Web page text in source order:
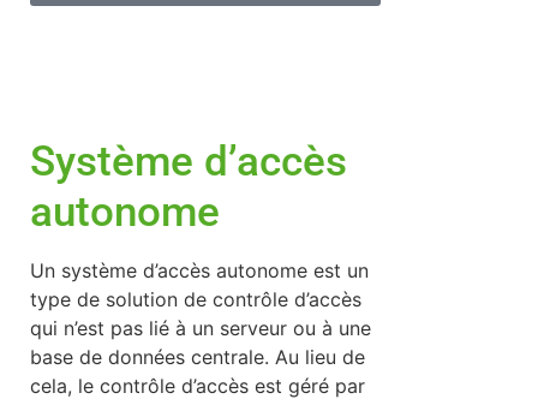
Système d’accès
autonome
Un système d’accès autonome est un
type de solution de contrôle d’accès
qui n’est pas lié à un serveur ou à une
base de données centrale. Au lieu de
cela, le contrôle d’accès est géré par